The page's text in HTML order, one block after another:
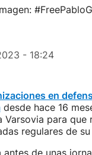
- 18:24
en
desde hace 16
Varsovia para
regulares de
antes de unas